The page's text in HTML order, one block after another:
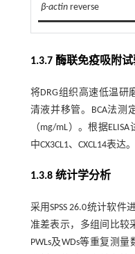
β-actin reverse
1.3.7 酶联免疫吸附试
将DRG组织高速低温研
清液并移管。BCA法测
（mg/mL）。根据
中CX3CL1、CXCL14表达。
1.3.8 统计学分析
采用SPSS 26.0统计软
准差表示，多组间比较
PWLs及WDs等重复测